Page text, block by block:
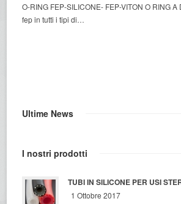
O-RING FEP-SILICONE- FEP-VITON O RING
fep in tutti i tipi di…
Ultime News
I nostri prodotti
TUBI IN SILICONE PER USI
1 Ottobre 2017